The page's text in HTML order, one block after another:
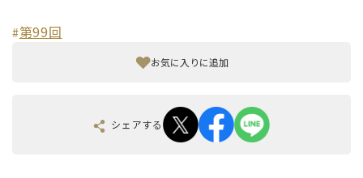
#第99回
お気に入りに追加
シェアする